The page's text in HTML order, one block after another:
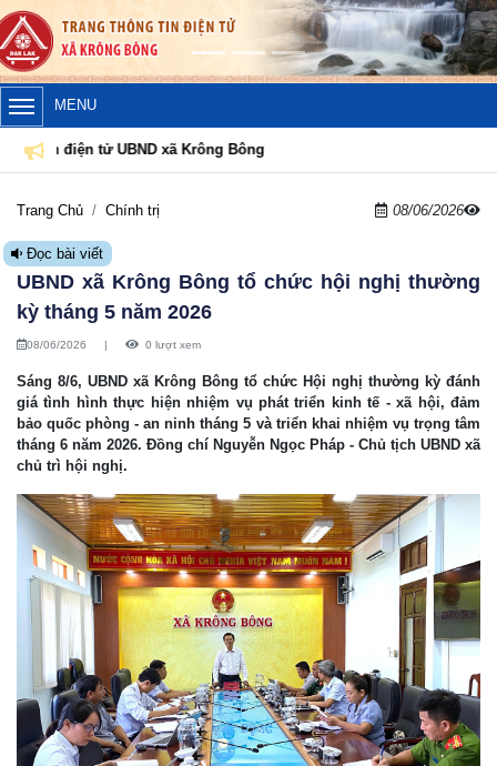
MENU
tử UBND xã Krông Bông
Trang Chủ Chính trị 08/06/2026
Đọc bài viết
UBND xã Krông Bông tổ chức hội nghị thường
kỳ tháng 5 năm 2026
08/06/2026 | 0 lượt xem
Sáng 8/6, UBND xã Krông Bông tổ chức Hội nghị thường kỳ đánh
giá tình hình thực hiện nhiệm vụ phát triển kinh tế - xã hội, đảm
bảo quốc phòng - an ninh tháng 5 và triển khai nhiệm vụ trọng tâm
tháng 6 năm 2026. Đồng chí Nguyễn Ngọc Pháp - Chủ tịch UBND xã
chủ trì hội nghị.